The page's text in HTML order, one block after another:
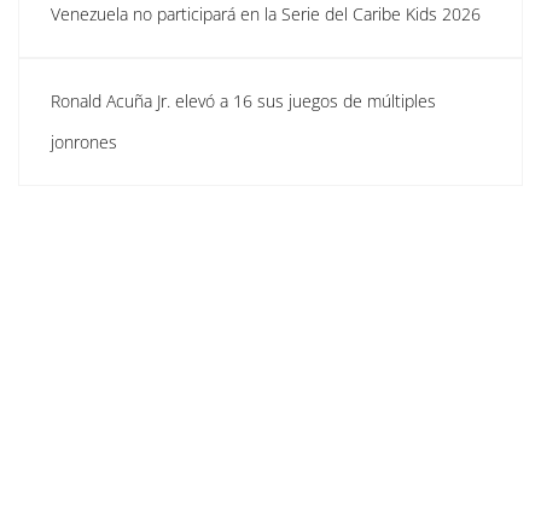
Venezuela no participará en la Serie del Caribe Kids 2026
Ronald Acuña Jr. elevó a 16 sus juegos de múltiples
jonrones